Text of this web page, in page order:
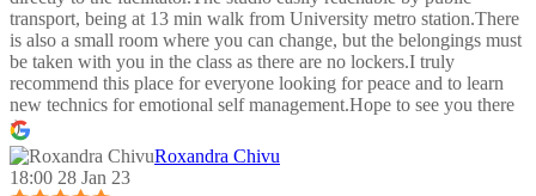
transport, being at 13 min walk from University metro station.There
is also a small room where you can change, but the belongings must
be taken with you in the class as there are no lockers.I truly
recommend this place for everyone looking for peace and to learn
new technics for emotional self management.Hope to see you there
:)
Roxandra Chivu
18:00 28 Jan 23